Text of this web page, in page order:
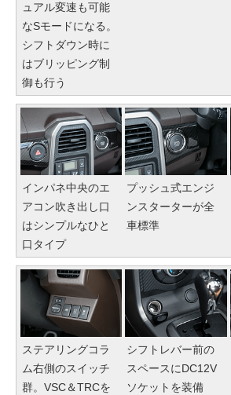
ュアル変速も可能
なSモードになる。
シフトダウン時に
はブリッピング制
御も行う
インパネ中央のエ
アコン吹き出し口
はシンプルなひと
口タイプ
プッシュ式エンジ
ンスターターが全
車標準
ステアリングコラ
ム右側のスイッチ
群。VSC＆TRCを
シフトレバー前の
スペースにDC12V
ソケットを装備